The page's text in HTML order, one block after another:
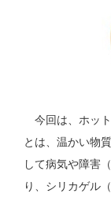
今回は、ホッ
とは、温かい物
して病気や障害
り、シリカゲル